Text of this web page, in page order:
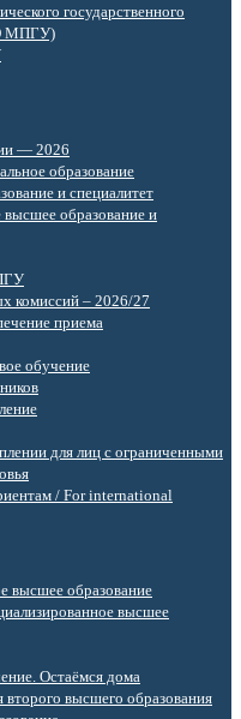
государственного
МПГУ)
— 2026
образование
и специалитет
образование и
комиссий – 2026/27
приема
обучение
для лиц с ограниченными
/ For international
высшее образование
высшее
Остаёмся дома
высшего образования